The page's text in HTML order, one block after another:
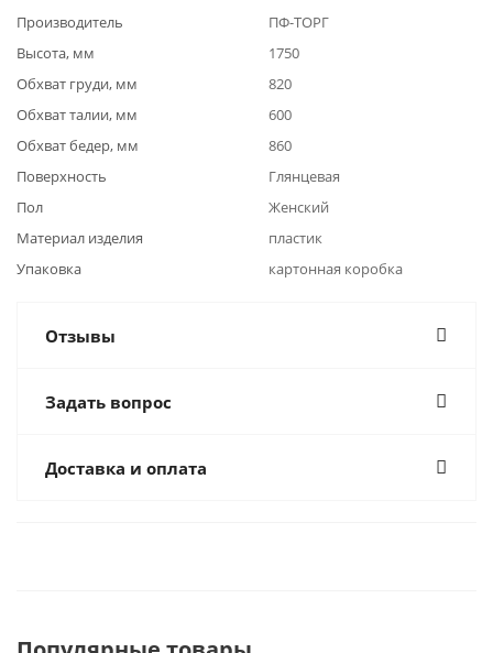
Производитель
ПФ-ТОРГ
Высота, мм
1750
Обхват груди, мм
820
Обхват талии, мм
600
Обхват бедер, мм
860
Поверхность
Глянцевая
Пол
Женский
Материал изделия
пластик
Упаковка
картонная коробка
Отзывы
Задать вопрос
Доставка и оплата